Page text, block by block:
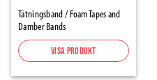
Tätningsband / Foam Tapes and
Damber Bands
Visa produkt